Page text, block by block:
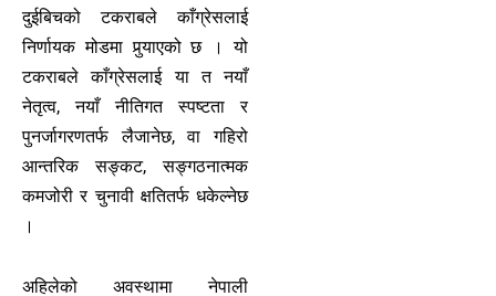
दुईबिचको टकराबले काँग्रेसलाई
निर्णायक मोडमा पुर्‍याएको छ । यो
टकराबले काँग्रेसलाई या त नयाँ
नेतृत्व, नयाँ नीतिगत स्पष्टता र
पुनर्जागरणतर्फ लैजानेछ, वा गहिरो
आन्तरिक सङ्कट, सङ्गठनात्मक
कमजोरी र चुनावी क्षतितर्फ धकेल्नेछ
।
अहिलेको अवस्थामा नेपाली